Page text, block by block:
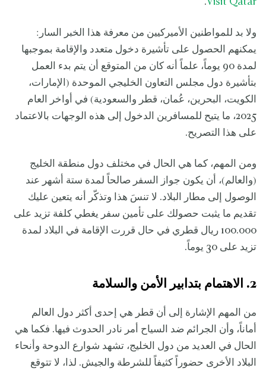
Visit Qatar
.
ولا بد للمواطنين الأميركيين من معرفة هذا الخبر السار:
يمكنهم الحصول على تأشيرة دخول متعدد والإقامة بموجبها
لمدة 90 يوماً، علماً أنه كان من المتوقع أن يتم بدء العمل
بتأشيرة دول مجلس التعاون الخليجي الموحدة (الإمارات،
الكويت، البحرين، عُمان، قطر والسعودية) في أواخر العام
2025، ما يتيح للمسافرين الدخول إلى هذه الوجهات بالاعتماد
على هذا التصريح.
ومن المهم، كما هي الحال في مختلف دول منطقة الخليج
(والعالم)، أن يكون جواز السفر صالحاً لمدة ستة أشهر عند
الوصول إلى مطار البلاد. لا تنسَ هذا وتذكّر أنه يتعين عليك
تقديم ما يثبت حصولك على تأمين سفر يغطي كلفة تزيد على
100.000 ريال قطري في حال قررت الإقامة في البلاد لمدة
تزيد على 30 يوماً.
2. الاهتمام بتدابير الأمن والسلامة
من المهم الإشارة إلى أن قطر هي إحدى أكثر دول العالم
أماناً، وأن الجرائم ضد السياح أمر نادر الحدوث فيها. فكما هي
الحال في العديد من دول الخليج، تشهد شوارع الدوحة وأنحاء
البلاد الأخرى حضوراً كثيفاً للشرطة والجيش. لذا، لا تتوقع